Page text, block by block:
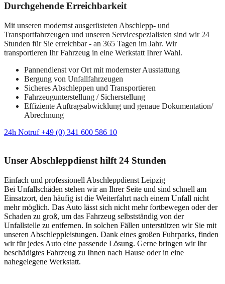
Durchgehende Erreichbarkeit
Mit unseren modernst ausgerüsteten Abschlepp- und
Transportfahrzeugen und unseren Servicespezialisten sind wir 24
Stunden für Sie erreichbar - an 365 Tagen im Jahr. Wir
transportieren Ihr Fahrzeug in eine Werkstatt Ihrer Wahl.
Pannendienst vor Ort mit modernster Ausstattung
Bergung von Unfallfahrzeugen
Sicheres Abschleppen und Transportieren
Fahrzeugunterstellung / Sicherstellung
Effiziente Auftragsabwicklung und genaue Dokumentation/
Abrechnung
24h Notruf +49 (0) 341 600 586 10
Unser Abschleppdienst hilft 24 Stunden
Einfach und professionell Abschleppdienst Leipzig
Bei Unfallschäden stehen wir an Ihrer Seite und sind schnell am
Einsatzort, den häufig ist die Weiterfahrt nach einem Unfall nicht
mehr möglich. Das Auto lässt sich nicht mehr fortbewegen oder der
Schaden zu groß, um das Fahrzeug selbstständig von der
Unfallstelle zu entfernen. In solchen Fällen unterstützen wir Sie mit
unseren Abschleppleistungen. Dank eines großen Fuhrparks, finden
wir für jedes Auto eine passende Lösung. Gerne bringen wir Ihr
beschädigtes Fahrzeug zu Ihnen nach Hause oder in eine
nahegelegene Werkstatt.